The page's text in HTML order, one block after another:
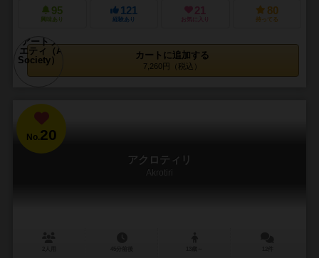
95
興味あり
121
経験あり
21
お気に入り
80
持ってる
カートに追加する
7,260円（税込）
No.20
アクロティリ
Akrotiri